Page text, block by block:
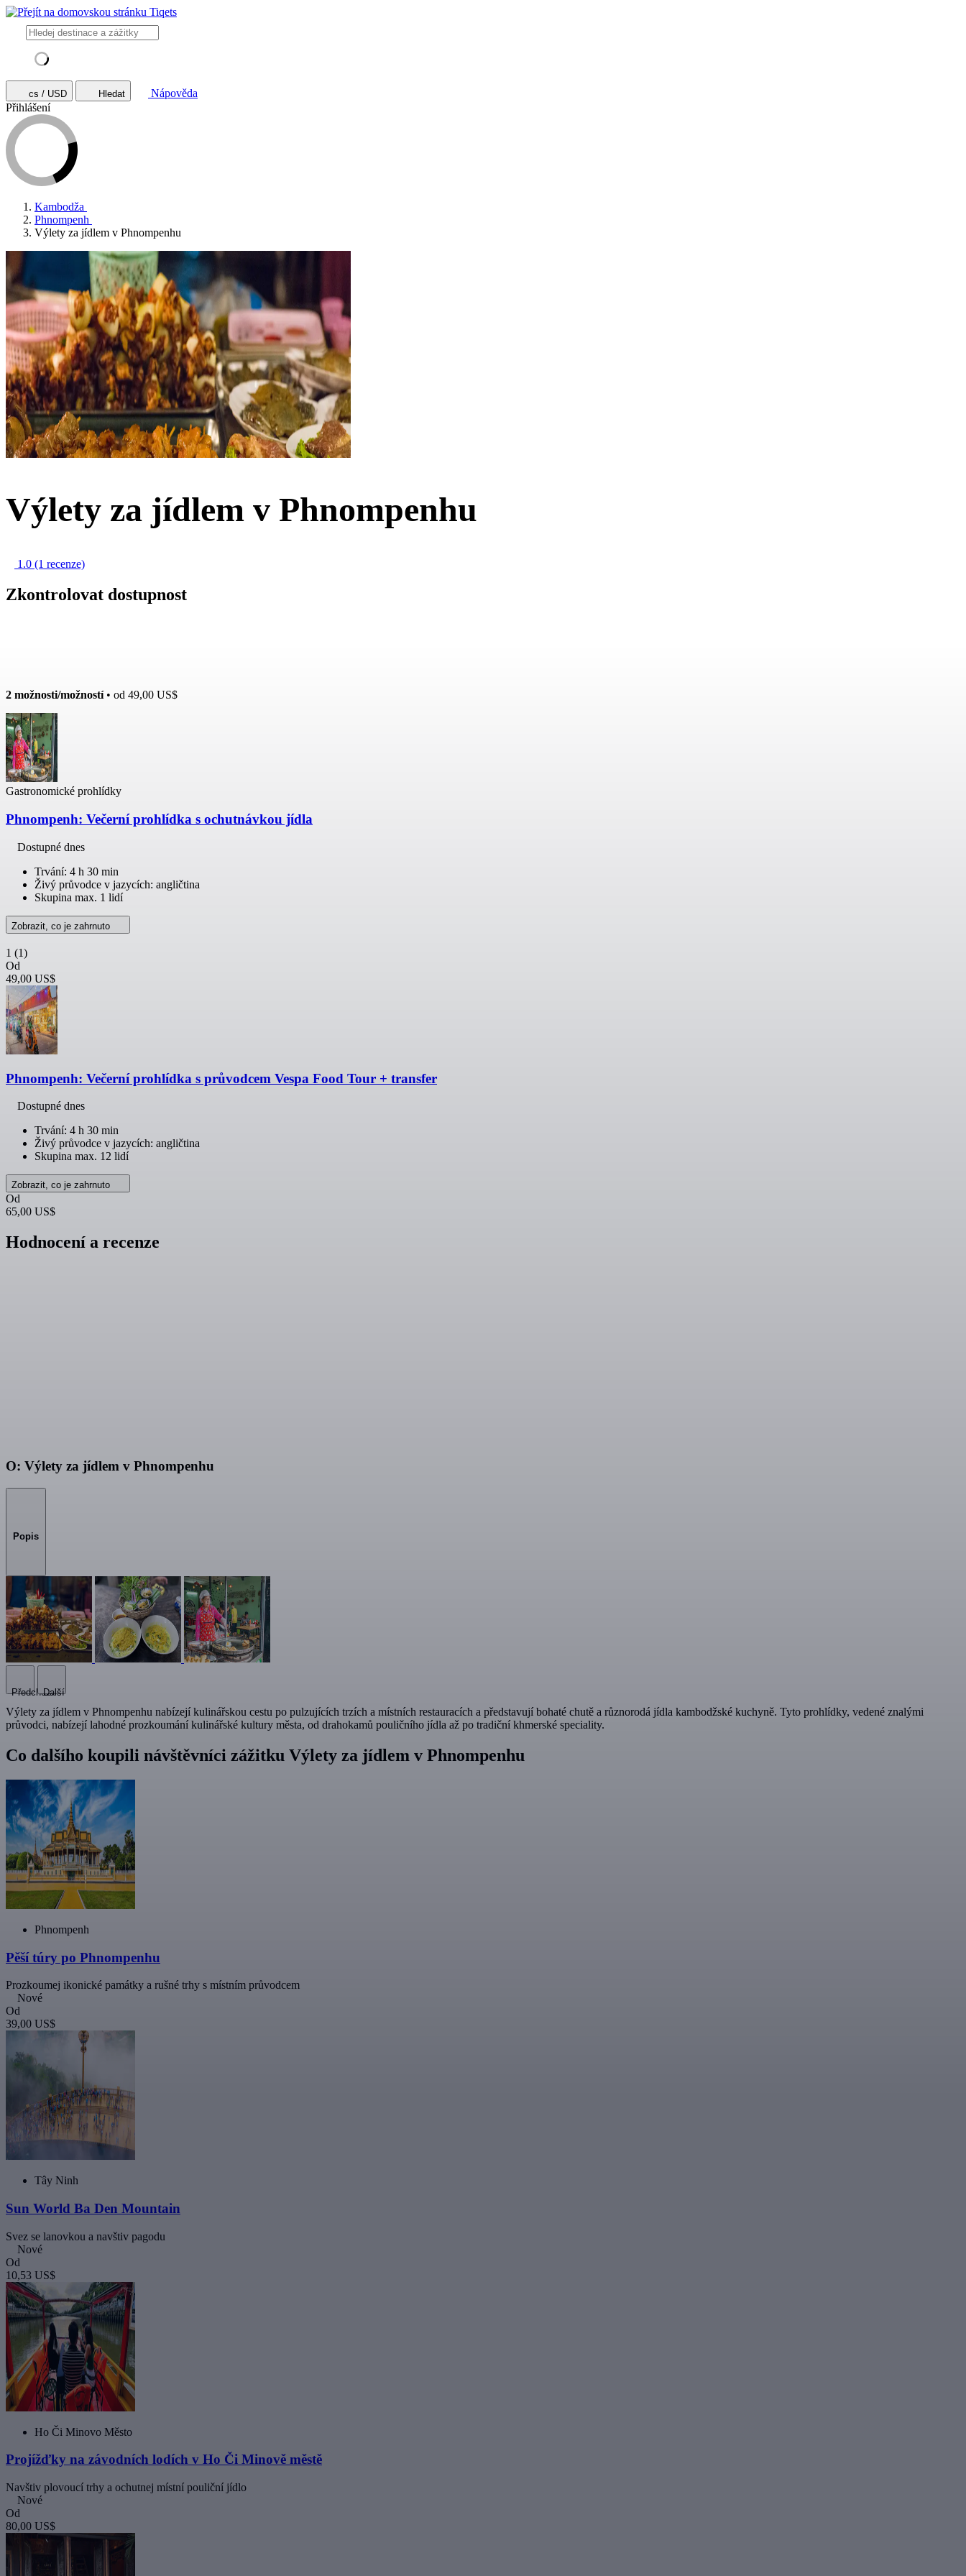
cs / USD Hledat
Nápověda
Přihlášení
Kambodža
Phnompenh
Výlety za jídlem v Phnompenhu
Výlety za jídlem v Phnompenhu
1.0 (1 recenze)
Zkontrolovat dostupnost
2 možnosti/možností• od 49,00 US$
Gastronomické prohlídky
Phnompenh: Večerní prohlídka s ochutnávkou jídla
Dostupné dnes
Trvání: 4 h 30 min
Živý průvodce v jazycích: angličtina
Skupina max. 1 lidí
Zobrazit, co je zahrnuto
1 (1)
Od
49,00 US$
Phnompenh: Večerní prohlídka s průvodcem Vespa Food Tour + transfer
Dostupné dnes
Trvání: 4 h 30 min
Živý průvodce v jazycích: angličtina
Skupina max. 12 lidí
Zobrazit, co je zahrnuto
Od
65,00 US$
Hodnocení a recenze
O: Výlety za jídlem v Phnompenhu
Popis
PředchozíDalší
Výlety za jídlem v Phnompenhu nabízejí kulinářskou cestu po pulzujících trzích a místních restauracích a představují bohaté chutě a různorodá jídla kambodžské kuchyně. Tyto prohlídky, vedené znalými
průvodci, nabízejí lahodné prozkoumání kulinářské kultury města, od drahokamů pouličního jídla až po tradiční khmerské speciality.
Co dalšího koupili návštěvníci zážitku Výlety za jídlem v Phnompenhu
Phnompenh
Pěší túry po Phnompenhu
Prozkoumej ikonické památky a rušné trhy s místním průvodcem
Nové
Od
39,00 US$
Tây Ninh
Sun World Ba Den Mountain
Svez se lanovkou a navštiv pagodu
Nové
Od
10,53 US$
Ho Či Minovo Město
Projížďky na závodních lodích v Ho Či Minově městě
Navštiv plovoucí trhy a ochutnej místní pouliční jídlo
Nové
Od
80,00 US$